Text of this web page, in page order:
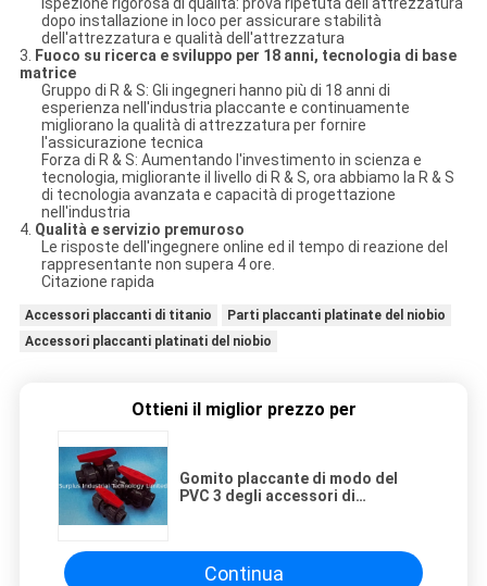
Ispezione rigorosa di qualità: prova ripetuta dell'attrezzatura
dopo installazione in loco per assicurare stabilità
dell'attrezzatura e qualità dell'attrezzatura
3. Fuoco su ricerca e sviluppo per 18 anni, tecnologia di base
matrice
Gruppo di R & S: Gli ingegneri hanno più di 18 anni di
esperienza nell'industria placcante e continuamente
migliorano la qualità di attrezzatura per fornire
l'assicurazione tecnica
Forza di R & S: Aumentando l'investimento in scienza e
tecnologia, migliorante il livello di R & S, ora abbiamo la R & S
di tecnologia avanzata e capacità di progettazione
nell'industria
4. Qualità e servizio premuroso
Le risposte dell'ingegnere online ed il tempo di reazione del
rappresentante non supera 4 ore.
Citazione rapida
Accessori placcanti di titanio
Parti placcanti platinate del niobio
Accessori placcanti platinati del niobio
Ottieni il miglior prezzo per
Gomito placcante di modo del
PVC 3 degli accessori di
Continua